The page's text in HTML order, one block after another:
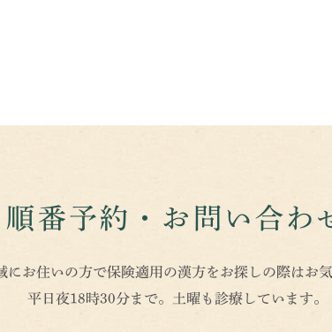
順番予約・お問い合わ
お住いの方で保険適用の漢方をお探しの際はお気
平日夜18時30分まで。土曜も診療しています。